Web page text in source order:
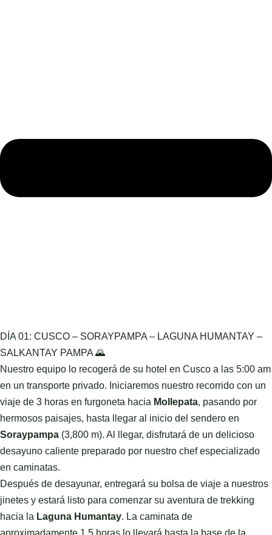
DÍA 01: CUSCO – SORAYPAMPA – LAGUNA HUMANTAY –
SALKANTAY PAMPA 🌄
Nuestro equipo lo recogerá de su hotel en Cusco a las 5:00 am
en un transporte privado. Iniciaremos nuestro recorrido con un
viaje de 3 horas en furgoneta hacia Mollepata, pasando por
hermosos paisajes, hasta llegar al inicio del sendero en
Soraypampa (3,800 m). Al llegar, disfrutará de un delicioso
desayuno caliente preparado por nuestro chef especializado
en caminatas.
Después de desayunar, entregará su bolsa de viaje a nuestros
jinetes y estará listo para comenzar su aventura de trekking
hacia la Laguna Humantay. La caminata de